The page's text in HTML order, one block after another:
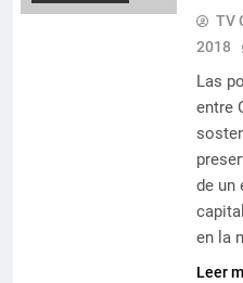
TV
2018
Las
entre
de un
en la
Leer